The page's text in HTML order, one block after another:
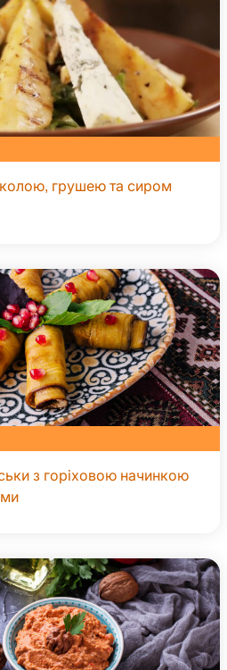
грушею та сиром
з горіховою начинкою